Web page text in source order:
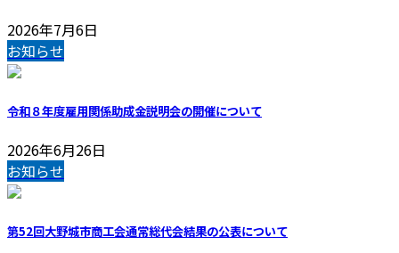
2026年7月6日
お知らせ
令和８年度雇用関係助成金説明会の開催について
2026年6月26日
お知らせ
第52回大野城市商工会通常総代会結果の公表について